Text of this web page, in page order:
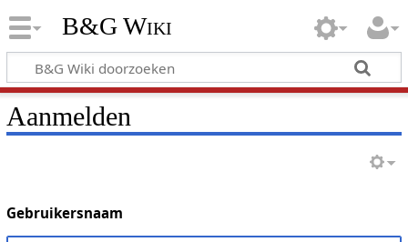
B&G Wiki
Aanmelden
Gebruikersnaam